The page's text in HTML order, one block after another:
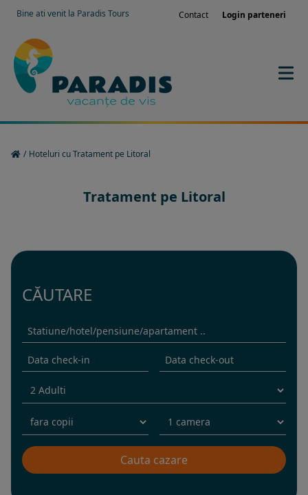
Bine ati venit la Paradis Tours Contact Login parteneri
/ Hoteluri cu Tratament pe Litoral
Tratament pe Litoral
CĂUTARE